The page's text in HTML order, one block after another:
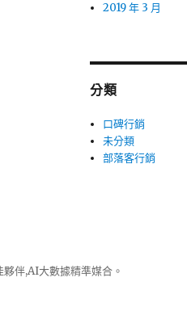
2019 年 3 月
分類
口碑行銷
未分類
部落客行銷
伴,AI大數據精準媒合。